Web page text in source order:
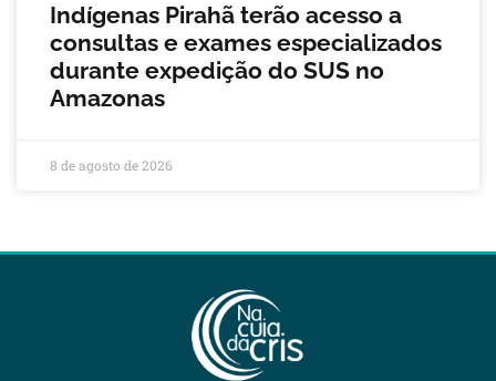
Indígenas Pirahã terão acesso a
consultas e exames especializados
durante expedição do SUS no
Amazonas
8 de agosto de 2026